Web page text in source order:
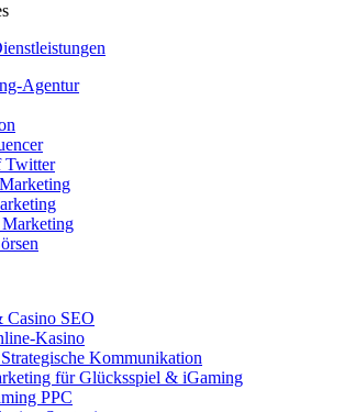
Agentur
Twitter
Casino SEO
Kasino
Kommunikation
für Glücksspiel & iGaming
PPC